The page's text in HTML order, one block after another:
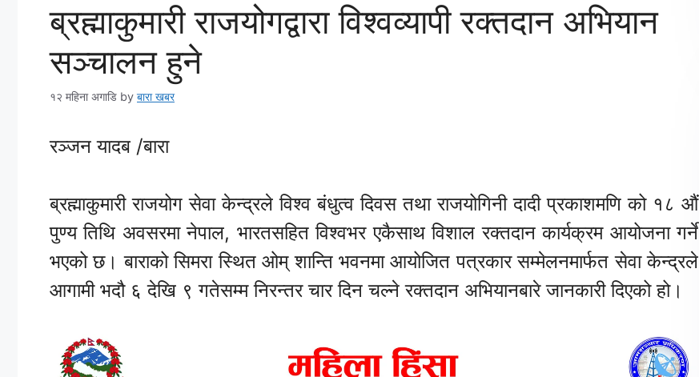
ब्रह्माकुमारी राजयोगद्वारा विश्वव्यापी रक्तदान अभियान
सञ्चालन हुने
१२ महिना अगाडि by बारा खबर
रञ्जन यादब /बारा
ब्रह्माकुमारी राजयोग सेवा केन्द्रले विश्व बंधुत्व दिवस तथा राजयोगिनी दादी प्रकाशमणि को १८ औं
पुण्य तिथि अवसरमा नेपाल, भारतसहित विश्वभर एकैसाथ विशाल रक्तदान कार्यक्रम आयोजना गर्ने
भएको छ। बाराको सिमरा स्थित ओम् शान्ति भवनमा आयोजित पत्रकार सम्मेलनमार्फत सेवा केन्द्रले
आगामी भदौ ६ देखि ९ गतेसम्म निरन्तर चार दिन चल्ने रक्तदान अभियानबारे जानकारी दिएको हो।